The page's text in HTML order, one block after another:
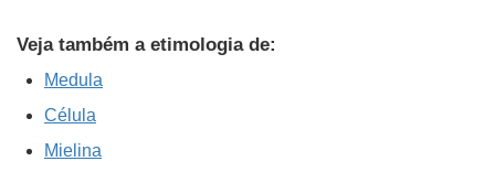
Veja também a etimologia de:
Medula
Célula
Mielina